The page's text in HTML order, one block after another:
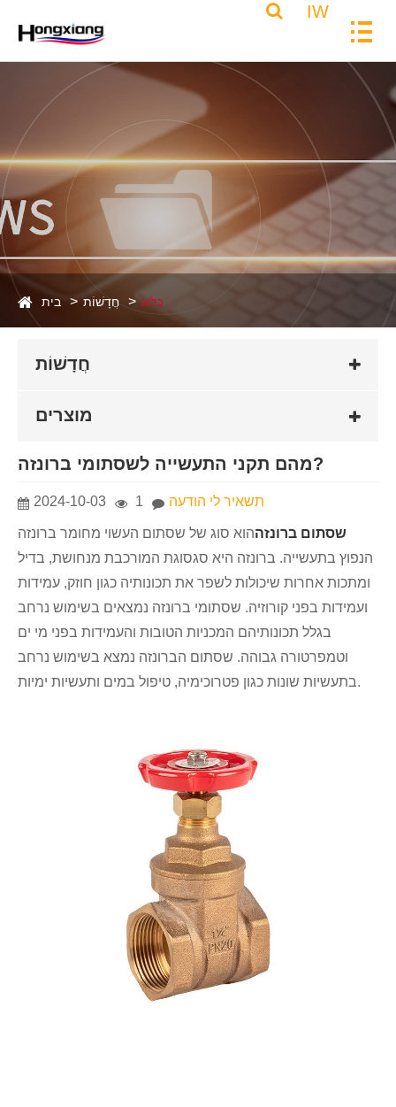
IW
בית חֲדָשׁוֹת בלוג
חֲדָשׁוֹת
מוצרים
מהם תקני התעשייה לשסתומי ברונזה?
2024-10-03 1 תשאיר לי הודעה
שסתום ברונזההוא סוג של שסתום העשוי מחומר ברונזה
הנפוץ בתעשייה. ברונזה היא סגסוגת המורכבת מנחושת, בדיל
ומתכות אחרות שיכולות לשפר את תכונותיה כגון חוזק, עמידות
ועמידות בפני קורוזיה. שסתומי ברונזה נמצאים בשימוש נרחב
בגלל תכונותיהם המכניות הטובות והעמידות בפני מי ים
וטמפרטורה גבוהה. שסתום הברונזה נמצא בשימוש נרחב
בתעשיות שונות כגון פטרוכימיה, טיפול במים ותעשיות ימיות.